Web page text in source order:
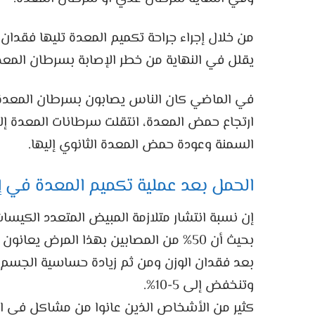
من خلال إجراء جراحة تكميم المعدة تليها
يقلل في النهاية من خطر الإصابة بسرطان
في الماضي كان الناس يصابون بسرطان
ارتجاع حمض المعدة، انتقلت سرطانات المعدة
السمنة وعودة حمض المعدة الثانوي إليها.
الحمل بعد عملية تكميم المعدة في
إن نسبة انتشار متلازمة المبيض المتعدد
بحيث أن 50% من المصابين بهذا المرض يعانون من السمنة المفرطة وهي ذات نسبة انتشار عالية.
بعد فقدان الوزن ومن ثم زيادة حساسية
وتنخفض إلى 5-10%.
كثير من الأشخاص الذين عانوا من مشاكل في